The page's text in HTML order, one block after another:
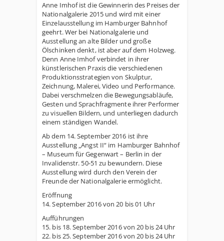
Anne Imhof ist die Gewinnerin des Preises der
Nationalgalerie 2015 und wird mit einer
Einzelausstellung im Hamburger Bahnhof
geehrt. Wer bei Nationalgalerie und
Ausstellung an alte Bilder und große
Ölschinken denkt, ist aber auf dem Holzweg.
Denn Anne Imhof verbindet in ihrer
künstlerischen Praxis die verschiedenen
Produktionsstrategien von Skulptur,
Zeichnung, Malerei, Video und Performance.
Dabei verschmelzen die Bewegungsabläufe,
Gesten und Sprachfragmente ihrer Performer
zu visuellen Bildern, und unterliegen dadurch
einem ständigen Wandel.
Ab dem 14. September 2016 ist ihre
Ausstellung „Angst II“ im Hamburger Bahnhof
– Museum für Gegenwart – Berlin in der
Invalidenstr. 50-51 zu bewundern. Diese
Ausstellung wird durch den Verein der
Freunde der Nationalgalerie ermöglicht.
Eröffnung
14. September 2016 von 20 bis 01 Uhr
Aufführungen
15. bis 18. September 2016 von 20 bis 24 Uhr
22. bis 25. September 2016 von 20 bis 24 Uhr